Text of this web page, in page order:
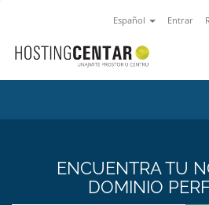
Español Entrar
ENCUENTRA TU
DOMINIO